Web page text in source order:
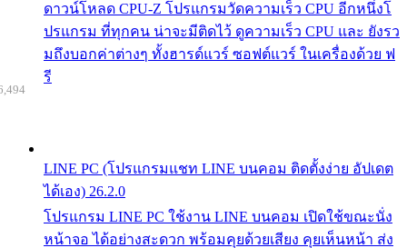
ดาวน์โหลด CPU-Z โปรแกรมวัดความเร็ว CPU อีกหนึ่งโ
ปรแกรม ที่ทุกคน น่าจะมีติดไว้ ดูความเร็ว CPU และ ยังรว
มถึงบอกค่าต่างๆ ทั้งฮารด์แวร์ ซอฟต์แวร์ ในเครื่องด้วย ฟ
รี
LINE PC (โปรแกรมแชท LINE บนคอม ติดตั้งง่าย อัปเดต
ได้เอง) 26.2.0
โปรแกรม LINE PC ใช้งาน LINE บนคอม เปิดใช้ขณะนั่ง
หน้าจอ ได้อย่างสะดวก พร้อมคุยด้วยเสียง คุยเห็นหน้า ส่ง